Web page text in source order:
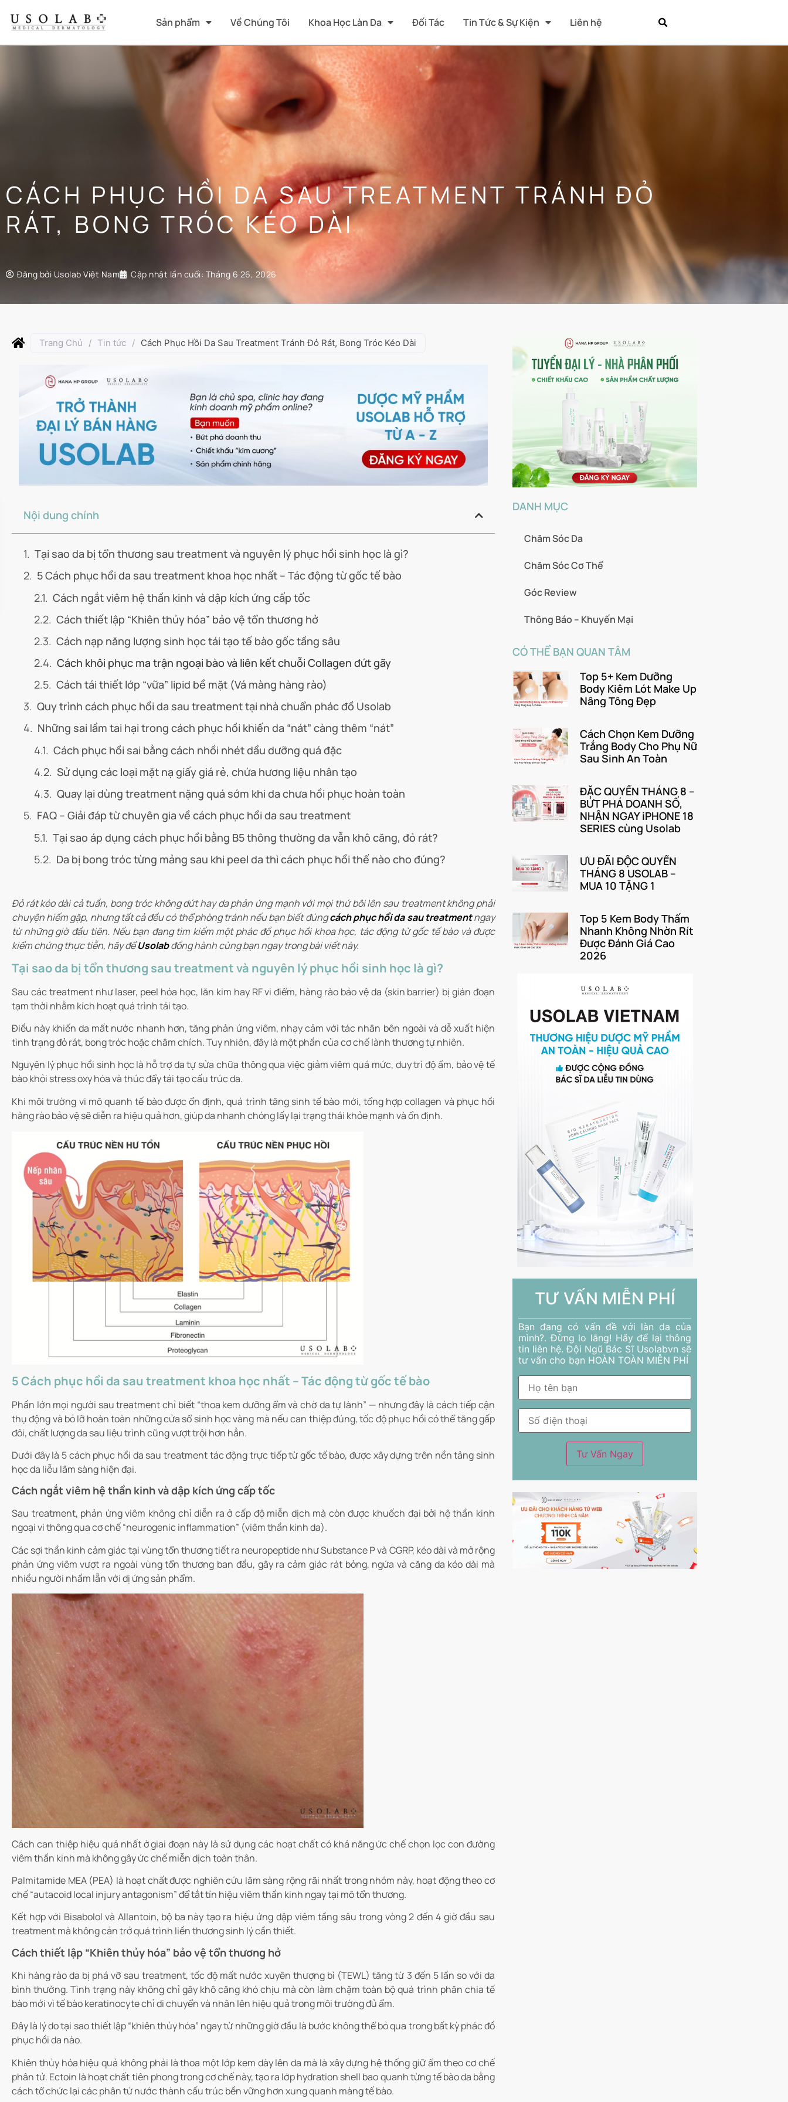
Sản phẩm Về Chúng Tôi Khoa Học Làn Da Đối Tác Tin Tức & Sự Kiện Liên hệ
CÁCH PHỤC HỒI DA SAU TREATMENT TRÁNH ĐỎ
RÁT, BONG TRÓC KÉO DÀI
Đăng bởi Usolab Việt Nam Cập nhật lần cuối: Tháng 6 26, 2026
Trang Chủ / Tin tức / Cách Phục Hồi Da Sau Treatment Tránh Đỏ Rát, Bong Tróc Kéo Dài
Nội dung chính
Tại sao da bị tổn thương sau treatment và nguyên lý phục hồi sinh học là gì?
5 Cách phục hồi da sau treatment khoa học nhất – Tác động từ gốc tế bào
Cách ngắt viêm hệ thần kinh và dập kích ứng cấp tốc
Cách thiết lập “Khiên thủy hóa” bảo vệ tổn thương hở
Cách nạp năng lượng sinh học tái tạo tế bào gốc tầng sâu
Cách khôi phục ma trận ngoại bào và liên kết chuỗi Collagen đứt gãy
Cách tái thiết lớp “vữa” lipid bề mặt (Vá màng hàng rào)
Quy trình cách phục hồi da sau treatment tại nhà chuẩn phác đồ Usolab
Những sai lầm tai hại trong cách phục hồi khiến da “nát” càng thêm “nát”
Cách phục hồi sai bằng cách nhồi nhét dầu dưỡng quá đặc
Sử dụng các loại mặt nạ giấy giá rẻ, chứa hương liệu nhân tạo
Quay lại dùng treatment nặng quá sớm khi da chưa hồi phục hoàn toàn
FAQ – Giải đáp từ chuyên gia về cách phục hồi da sau treatment
Tại sao áp dụng cách phục hồi bằng B5 thông thường da vẫn khô căng, đỏ rát?
Da bị bong tróc từng mảng sau khi peel da thì cách phục hồi thế nào cho đúng?
Đỏ rát kéo dài cả tuần, bong tróc không dứt hay da phản ứng mạnh với mọi thứ bôi lên sau treatment không phải
chuyện hiếm gặp, nhưng tất cả đều có thể phòng tránh nếu bạn biết đúngcách phục hồi da sau treatmentngay
từ những giờ đầu tiên. Nếu bạn đang tìm kiếm một phác đồ phục hồi khoa học, tác động từ gốc tế bào và được
kiểm chứng thực tiễn, hãy đểUsolabđồng hành cùng bạn ngay trong bài viết này.
Tại sao da bị tổn thương sau treatment và nguyên lý phục hồi sinh học là gì?
Sau các treatment như laser, peel hóa học, lăn kim hay RF vi điểm, hàng rào bảo vệ da (skin barrier) bị gián đoạn
tạm thời nhằm kích hoạt quá trình tái tạo.
Điều này khiến da mất nước nhanh hơn, tăng phản ứng viêm, nhạy cảm với tác nhân bên ngoài và dễ xuất hiện
tình trạng đỏ rát, bong tróc hoặc châm chích. Tuy nhiên, đây là một phần của cơ chế lành thương tự nhiên.
Nguyên lý phục hồi sinh học là hỗ trợ da tự sửa chữa thông qua việc giảm viêm quá mức, duy trì độ ẩm, bảo vệ tế
bào khỏi stress oxy hóa và thúc đẩy tái tạo cấu trúc da.
Khi môi trường vi mô quanh tế bào được ổn định, quá trình tăng sinh tế bào mới, tổng hợp collagen và phục hồi
hàng rào bảo vệ sẽ diễn ra hiệu quả hơn, giúp da nhanh chóng lấy lại trạng thái khỏe mạnh và ổn định.
5 Cách phục hồi da sau treatment khoa học nhất – Tác động từ gốc tế bào
Phần lớn mọi người sau treatment chỉ biết “thoa kem dưỡng ẩm và chờ da tự lành” — nhưng đây là cách tiếp cận
thụ động và bỏ lỡ hoàn toàn những cửa sổ sinh học vàng mà nếu can thiệp đúng, tốc độ phục hồi có thể tăng gấp
đôi, chất lượng da sau liệu trình cũng vượt trội hơn hẳn.
Dưới đây là 5 cách phục hồi da sau treatment tác động trực tiếp từ gốc tế bào, được xây dựng trên nền tảng sinh
học da liễu lâm sàng hiện đại.
Cách ngắt viêm hệ thần kinh và dập kích ứng cấp tốc
Sau treatment, phản ứng viêm không chỉ diễn ra ở cấp độ miễn dịch mà còn được khuếch đại bởi hệ thần kinh
ngoại vi thông qua cơ chế “neurogenic inflammation” (viêm thần kinh da).
Các sợi thần kinh cảm giác tại vùng tổn thương tiết ra neuropeptide như Substance P và CGRP, kéo dài và mở rộng
phản ứng viêm vượt ra ngoài vùng tổn thương ban đầu, gây ra cảm giác rát bỏng, ngứa và căng da kéo dài mà
nhiều người nhầm lẫn với dị ứng sản phẩm.
Cách can thiệp hiệu quả nhất ở giai đoạn này là sử dụng các hoạt chất có khả năng ức chế chọn lọc con đường
viêm thần kinh mà không gây ức chế miễn dịch toàn thân.
Palmitamide MEA (PEA) là hoạt chất được nghiên cứu lâm sàng rộng rãi nhất trong nhóm này, hoạt động theo cơ
chế “autacoid local injury antagonism” để tắt tín hiệu viêm thần kinh ngay tại mô tổn thương.
Kết hợp với Bisabolol và Allantoin, bộ ba này tạo ra hiệu ứng dập viêm tầng sâu trong vòng 2 đến 4 giờ đầu sau
treatment mà không cản trở quá trình liền thương sinh lý cần thiết.
Cách thiết lập “Khiên thủy hóa” bảo vệ tổn thương hở
Khi hàng rào da bị phá vỡ sau treatment, tốc độ mất nước xuyên thượng bì (TEWL) tăng từ 3 đến 5 lần so với da
bình thường. Tình trạng này không chỉ gây khô căng khó chịu mà còn làm chậm toàn bộ quá trình phân chia tế
bào mới vì tế bào keratinocyte chỉ di chuyển và nhân lên hiệu quả trong môi trường đủ ẩm.
Đây là lý do tại sao thiết lập “khiên thủy hóa” ngay từ những giờ đầu là bước không thể bỏ qua trong bất kỳ phác đồ
phục hồi da nào.
Khiên thủy hóa hiệu quả không phải là thoa một lớp kem dày lên da mà là xây dựng hệ thống giữ ẩm theo cơ chế
phân tử. Ectoin là hoạt chất tiên phong trong cơ chế này, tạo ra lớp hydration shell bao quanh từng tế bào da bằng
cách tổ chức lại các phân tử nước thành cấu trúc bền vững hơn xung quanh màng tế bào.
DANH MỤC
Chăm Sóc Da
Chăm Sóc Cơ Thể
Góc Review
Thông Báo – Khuyến Mại
CÓ THỂ BẠN QUAN TÂM
Top 5+ Kem Dưỡng
Body Kiêm Lót Make Up
Nâng Tông Đẹp
Cách Chọn Kem Dưỡng
Trắng Body Cho Phụ Nữ
Sau Sinh An Toàn
ĐẶC QUYỀN THÁNG 8 –
BỨT PHÁ DOANH SỐ,
NHẬN NGAY iPHONE 18
SERIES cùng Usolab
ƯU ĐÃI ĐỘC QUYỀN
THÁNG 8 USOLAB –
MUA 10 TẶNG 1
Top 5 Kem Body Thấm
Nhanh Không Nhờn Rít
Được Đánh Giá Cao
2026
TƯ VẤN MIỄN PHÍ
Bạn đang có vấn đề với làn da của
mình?. Đừng lo lắng! Hãy để lại thông
tin liên hệ. Đội Ngũ Bác Sĩ Usolabvn sẽ
tư vấn cho bạn HOÀN TOÀN MIỄN PHÍ